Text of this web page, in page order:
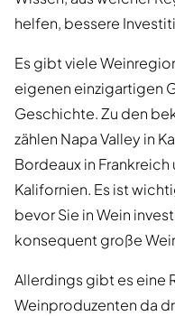
helfen, bessere
Es gibt viele
eigenen einzigartigen
Geschichte. Zu den
zählen Napa Valley in
Bordeaux in
Kalifornien. Es ist
bevor Sie in Wein
konsequent große
Allerdings gibt es eine
Weinproduzenten da